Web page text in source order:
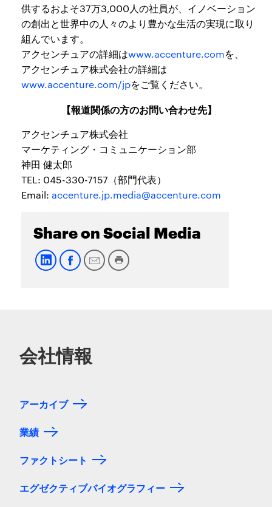
供するおよそ37万3,000人の社員が、イノベーション
の創出と世界中の人々のより豊かな生活の実現に取り
組んでいます。
アクセンチュアの詳細はwww.accenture.comを、
アクセンチュア株式会社の詳細は
www.accenture.com/jpをご覧ください。
【報道関係の方のお問い合わせ先】
アクセンチュア株式会社
マーケティング・コミュニケーション部
神田 健太郎
TEL: 045-330-7157（部門代表）
Email: accenture.jp.media@accenture.com
Share on Social Media
会社情報
アーカイブ
業績
ファクトシート
エグゼクティブバイオグラフィー